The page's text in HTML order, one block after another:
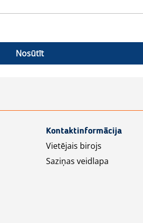
Nosūtīt
Kontaktinformācija
Vietējais birojs
Saziņas veidlapa